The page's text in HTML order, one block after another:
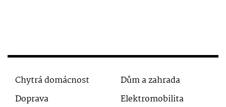
Chytrá domácnost
Dům a zahrada
Doprava
Elektromobilita